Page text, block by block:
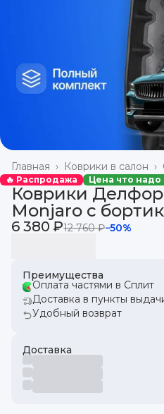
Коврики в салон ›
Главная ›
🔥 Распродажа Цена что надо
Коврики
Monjaro с
6 380 ₽12 760 ₽−50%
Преимущества
Оплата частями в Сплит
Доставка в пункты
Удобный возврат
Доставка